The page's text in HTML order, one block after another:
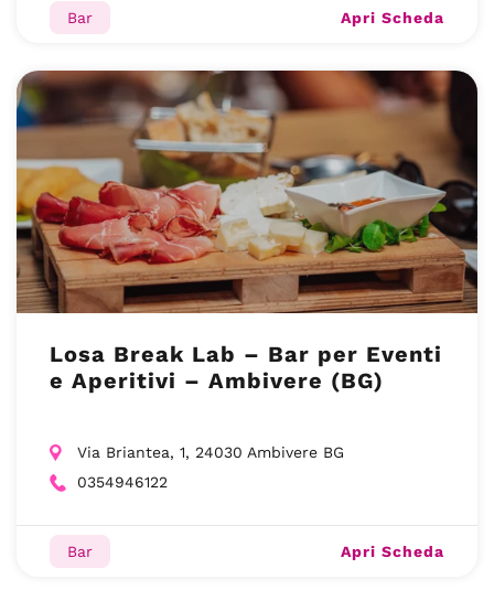
Bar Apri Scheda
Losa Break Lab – Bar per Eventi
e Aperitivi – Ambivere (BG)
Via Briantea, 1, 24030 Ambivere BG
0354946122
Bar Apri Scheda